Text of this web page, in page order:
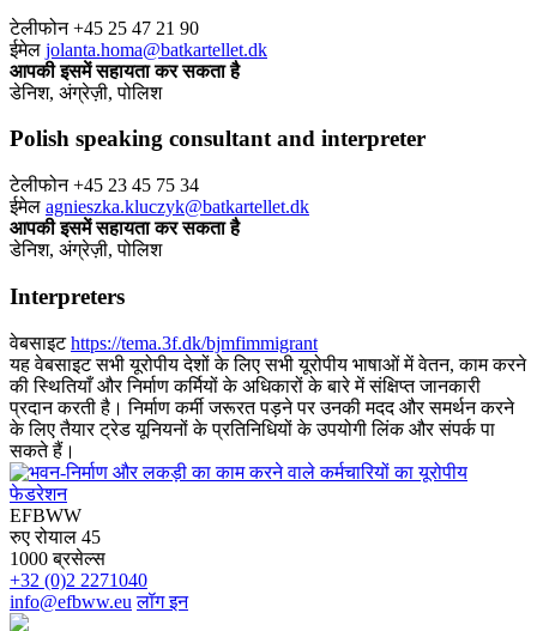
टेलीफोन +45 25 47 21 90
ईमेल jolanta.homa@batkartellet.dk
आपकी इसमें सहायता कर सकता है
डेनिश, अंग्रेज़ी, पोलिश
Polish speaking consultant and interpreter
टेलीफोन +45 23 45 75 34
ईमेल agnieszka.kluczyk@batkartellet.dk
आपकी इसमें सहायता कर सकता है
डेनिश, अंग्रेज़ी, पोलिश
Interpreters
वेबसाइटhttps://tema.3f.dk/bjmfimmigrant
यह वेबसाइट सभी यूरोपीय देशों के लिए सभी यूरोपीय भाषाओं में वेतन, काम करने
की स्थितियाँ और निर्माण कर्मियों के अधिकारों के बारे में संक्षिप्त जानकारी
प्रदान करती है। निर्माण कर्मी जरूरत पड़ने पर उनकी मदद और समर्थन करने
के लिए तैयार ट्रेड यूनियनों के प्रतिनिधियों के उपयोगी लिंक और संपर्क पा
सकते हैं।
EFBWW
रुए रोयाल 45
1000 ब्रसेल्स
+32 (0)2 2271040
info@efbww.eu लॉग इन